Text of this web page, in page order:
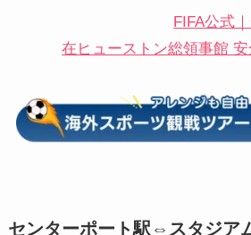
FIFA公式
在ヒューストン総領事館 安
センターポート駅⇔スタジア